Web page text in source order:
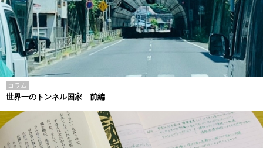
コラム
世界一のトンネル国家 前編